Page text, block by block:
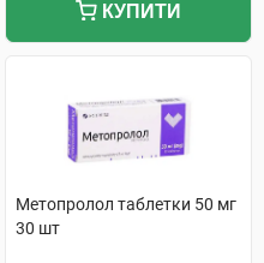
КУПИТИ
Метопролол таблетки 50 мг
30 шт